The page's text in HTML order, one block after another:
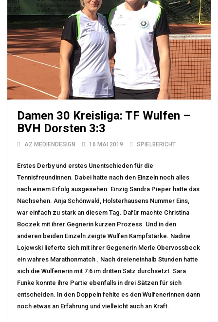
Damen 30 Kreisliga: TF Wulfen –
BVH Dorsten 3:3
AZ MEDIENDESIGN 16 MAI 2019 SPIELBERICHT
Erstes Derby und erstes Unentschieden für die
Tennisfreundinnen. Dabei hatte nach den Einzeln noch alles
nach einem Erfolg ausgesehen. Einzig Sandra Pieper hatte das
Nachsehen. Anja Schönwald, Holsterhausens Nummer Eins,
war einfach zu stark an diesem Tag. Dafür machte Christina
Boczek mit ihrer Gegnerin kurzen Prozess. Und in den
anderen beiden Einzeln zeigte Wulfen Kampfstärke. Nadine
Lojewski lieferte sich mit ihrer Gegenerin Merle Obervossbeck
ein wahres Marathonmatch . Nach dreieneinhalb Stunden hatte
sich die Wulfenerin mit 7:6 im dritten Satz durchsetzt. Sara
Funke konnte ihre Partie ebenfalls in drei Sätzen für sich
entscheiden. In den Doppeln fehlte es den Wulfenerinnen dann
noch etwas an Erfahrung und vielleicht auch an Kraft.